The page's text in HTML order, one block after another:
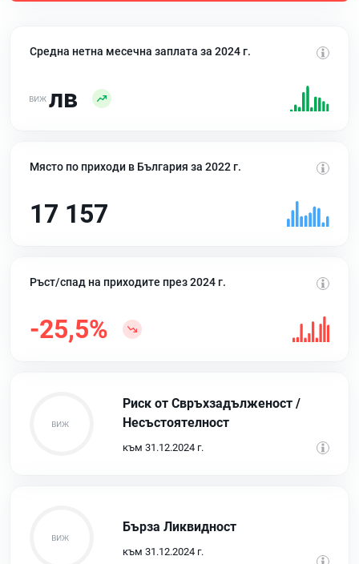
Средна нетна месечна заплата за 2024 г.
лв
Място по приходи в България за 2022 г.
17 157
Ръст/спад на приходите през 2024 г.
-25,5%
Риск от Свръхзадълженост /
Несъстоятелност
към 31.12.2024 г.
Бърза Ликвидност
към 31.12.2024 г.